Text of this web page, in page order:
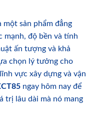
một sản phẩm đẳng
mạnh, độ bền và tính
ấn tượng và khả
chọn lý tưởng cho
vực xây dựng và vận
ngay hôm nay để
trị lâu dài mà nó mang